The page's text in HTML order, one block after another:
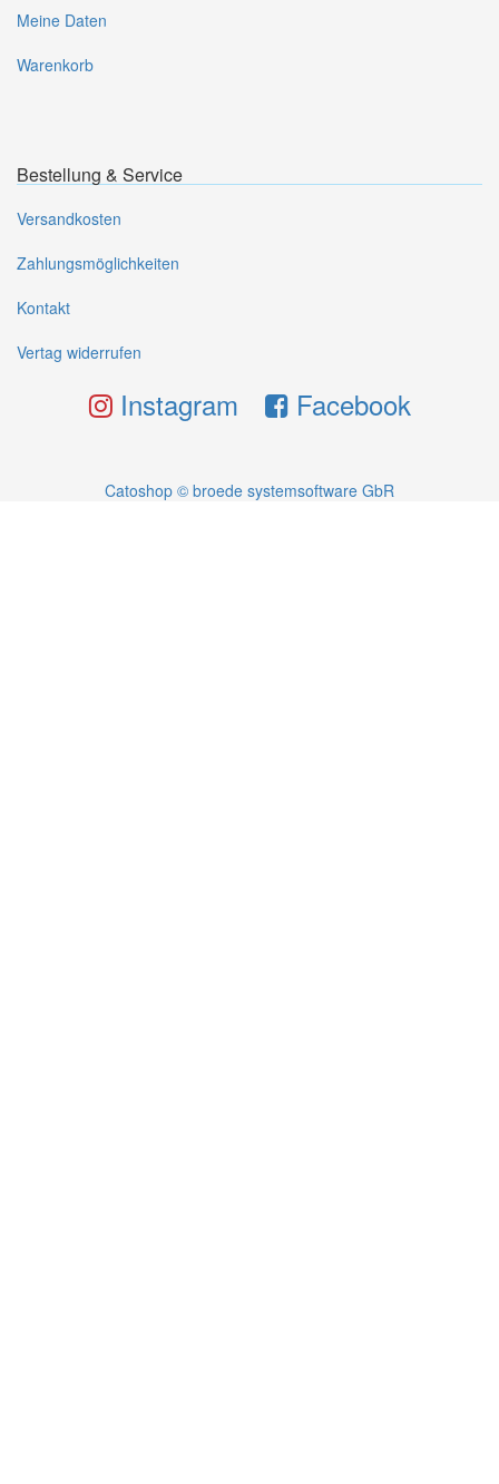
Meine Daten
Warenkorb
Bestellung & Service
Versandkosten
Zahlungsmöglichkeiten
Kontakt
Vertag widerrufen
Instagram Facebook
Catoshop © broede systemsoftware GbR